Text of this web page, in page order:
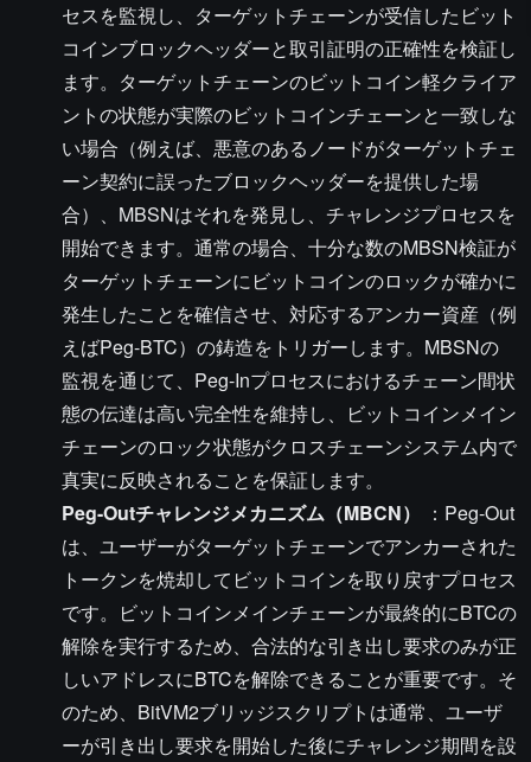
セスを監視し、ターゲットチェーンが受信したビット
コインブロックヘッダーと取引証明の正確性を検証し
ます。ターゲットチェーンのビットコイン軽クライア
ントの状態が実際のビットコインチェーンと一致しな
い場合（例えば、悪意のあるノードがターゲットチェ
ーン契約に誤ったブロックヘッダーを提供した場
合）、MBSNはそれを発見し、チャレンジプロセスを
開始できます。通常の場合、十分な数のMBSN検証が
ターゲットチェーンにビットコインのロックが確かに
発生したことを確信させ、対応するアンカー資産（例
えばPeg-BTC）の鋳造をトリガーします。MBSNの
監視を通じて、Peg-Inプロセスにおけるチェーン間状
態の伝達は高い完全性を維持し、ビットコインメイン
チェーンのロック状態がクロスチェーンシステム内で
真実に反映されることを保証します。
Peg-Outチャレンジメカニズム（MBCN）
：Peg-Out
は、ユーザーがターゲットチェーンでアンカーされた
トークンを焼却してビットコインを取り戻すプロセス
です。ビットコインメインチェーンが最終的にBTCの
解除を実行するため、合法的な引き出し要求のみが正
しいアドレスにBTCを解除できることが重要です。そ
のため、BitVM2ブリッジスクリプトは通常、ユーザ
ーが引き出し要求を開始した後にチャレンジ期間を設